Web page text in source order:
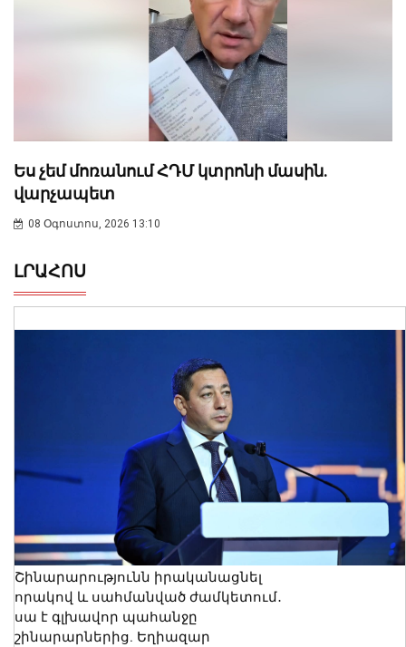
Ես չեմ մոռանում ՀԴՄ կտրոնի մասին.
վարչապետ
08 Օգոստոս, 2026 13:10
ԼՐԱՀՈՍ
Շինարարությունն իրականացնել
որակով և սահմանված ժամկետում․
սա է գլխավոր պահանջը
շինարարներից. Եղիազար